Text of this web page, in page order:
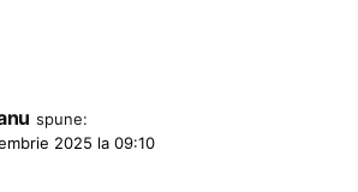
spune:
2025 la 09:10